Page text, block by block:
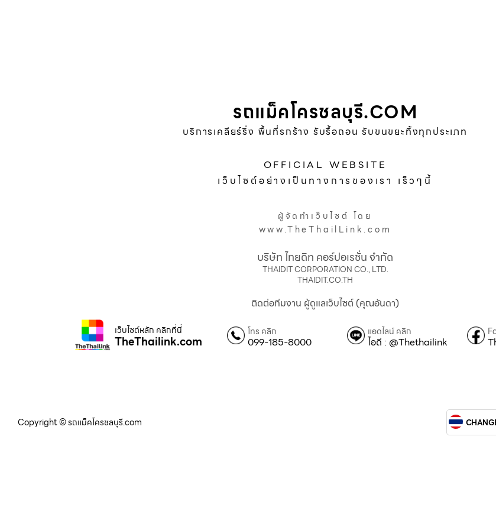
รถแม็คโครชลบุรี.COM
บริการเคลียร์ริ่ง พื้นที่รกร้าง รับรื้อถอน รับขนขยะทิ้งทุกประเภท
OFFICIAL WEBSITE
เว็บไซต์อย่างเป็นทางการของเรา เร็วๆนี้
ผู้จัดทำเว็บไซต์ โดย
www.TheThailLink.com
บริษัท ไทยดิท คอร์ปอเรชั่น จำกัด
THAIDIT CORPORATION CO., LTD.
THAIDIT.CO.TH
ติดต่อทีมงาน ผู้ดูแลเว็บไซต์ (คุณอันดา)
เว็บไซต์หลัก คลิกที่นี่
TheThailink.com
โทร คลิก
099-185-8000
แอดไลน์ คลิก
ไอดี : @Thethailink
Copyright © รถแม็คโครชลบุรี.com